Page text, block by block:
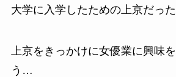
大学に入学したための上京だった
上京をきっかけに女優業に興味
う…